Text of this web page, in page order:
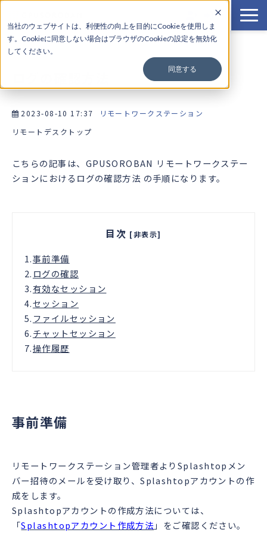
当社のウェブサイトは、利便性の向上を目的にCookieを使用しま
す。Cookieに同意しない場合はブラウザのCookieの設定を無効化
してください。
同意する
サービス一覧
2023-08-10 17:37
リモートワークステーション
リモートデスクトップ
こちらの記事は、GPUSOROBAN リモートワークステー
ションにおけるログの確認方法 の手順になります。
目次 [非表示]
1.事前準備
2. ログの確認
3.有効なセッション
4.セッション
5. ファイルセッション
6.チャットセッション
7.操作履歴
事前準備
リモートワークステーション管理者よりSplashtopメン
バー招待のメールを受け取り、Splashtopアカウントの作
成をします。
Splashtopアカウントの作成方法については、
「Splashtopアカウント作成方法」をご確認ください。